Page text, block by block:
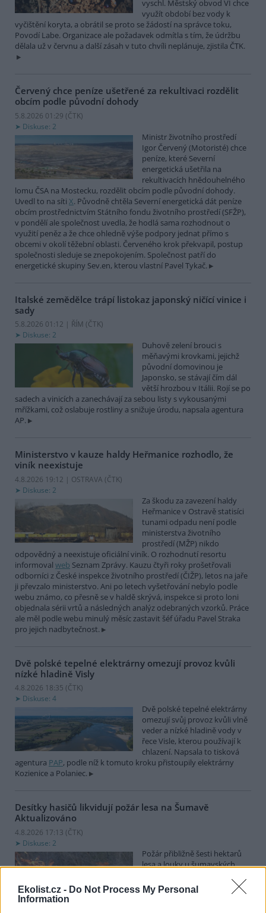
Ekolist.cz - Do Not Process My Personal
Information
vyschl. Městský obvod VI chce
využít období bez vody k
vyčištění koryta, a obrátil se proto se žádostí na správce toku,
Povodí Labe. Organizace ale požadavek odmítla s tím, že údržbu
dělala už v červnu a další zásah v tuto chvíli neplánuje, zjistila ČTK.
Červený chce peníze ušetřené za rekultivaci rozdělit
obcím podle původní dohody
5.8.2026 01:29 (ČTK)
Diskuse: 2
Ministr životního prostředí
Igor Červený (Motoristé) chce
peníze, které Severní
energetická ušetřila na
rekultivacích hnědouhelného
lomu ČSA na Mostecku, rozdělit obcím podle původní dohody.
Uvedl to na síti X. Původně chtěla Severní energetická dát peníze
obcím prostřednictvím Státního fondu životního prostředí (SFŽP),
v pondělí ale společnost uvedla, že hodlá sama rozhodnout o
využití peněz a že chce ohledně výše podpory jednat přímo s
obcemi v okolí těžební oblasti. Červeného krok překvapil, postup
společnosti sleduje se znepokojením. Společnost patří do
energetické skupiny Sev.en, kterou vlastní Pavel Tykač.
Italské zemědělce trápí listokaz japonský ničící vinice i
sady
5.8.2026 01:12 | ŘÍM (ČTK)
Diskuse: 2
Duhově zelení brouci s
měňavými krovkami, jejichž
původní domovinou je
Japonsko, se stávají čím dál
větší hrozbou v Itálii. Rojí se po
sadech a vinicích a zanechávají za sebou listy s vykousanými
mřížkami, což oslabuje rostliny a snižuje úrodu, napsala agentura
AP.
Ministerstvo v kauze haldy Heřmanice rozhodlo, že
viník neexistuje
4.8.2026 19:12 | OSTRAVA (ČTK)
Diskuse: 2
Za škodu za zavezení haldy
Heřmanice v Ostravě statisíci
tunami odpadu není podle
ministerstva životního
prostředí (MŽP) nikdo
odpovědný a neexistuje oficiální viník. O rozhodnutí resortu
informoval web Seznam Zprávy. Kauzu čtyři roky prošetřovali
odborníci z České inspekce životního prostředí (ČIŽP), letos na jaře
ji převzalo ministerstvo. Ani po letech vyšetřování nebylo podle
webu známo, co přesně se v haldě skrývá, inspekce si proto loni
objednala sérii vrtů a následných analýz odebraných vzorků. Práce
ale měl podle webu minulý měsíc zastavit šéf úřadu Pavel Straka
pro jejich nadbytečnost.
Dvě polské tepelné elektrárny omezují provoz kvůli
nízké hladině Visly
4.8.2026 18:35 (ČTK)
Diskuse: 4
Dvě polské tepelné elektrárny
omezují svůj provoz kvůli vlně
veder a nízké hladině vody v
řece Visle, kterou používají k
chlazení. Napsala to tisková
agentura PAP, podle níž k tomuto kroku přistoupily elektrárny
Kozienice a Polaniec.
Desítky hasičů likvidují požár lesa na Šumavě
Aktualizováno
4.8.2026 17:13 (ČTK)
Diskuse: 2
Požár přibližně šesti hektarů
lesa a louky u šumavských
šířit. Vrtulník s bambivakem
odletěl zhruba po 1,5 hodině